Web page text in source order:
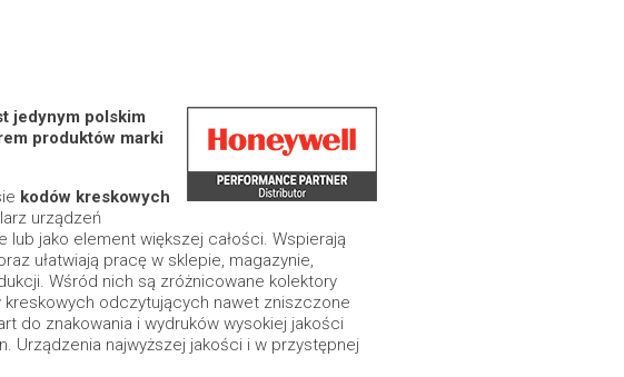
jedynym polskim
produktów marki
kodów kreskowych
urządzeń
lub jako element większej całości. Wspierają
ułatwiają pracę w sklepie, magazynie,
Wśród nich są zróżnicowane kolektory
kreskowych odczytujących nawet zniszczone
do znakowania i wydruków wysokiej jakości
Urządzenia najwyższej jakości i w przystępnej